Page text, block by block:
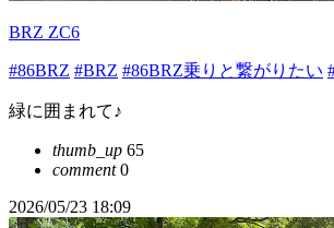
BRZ ZC6
#86BRZ #BRZ #86BRZ乗りと繋がりたい
緑に囲まれて♪
thumb_up 65
comment0
2026/05/23 18:09